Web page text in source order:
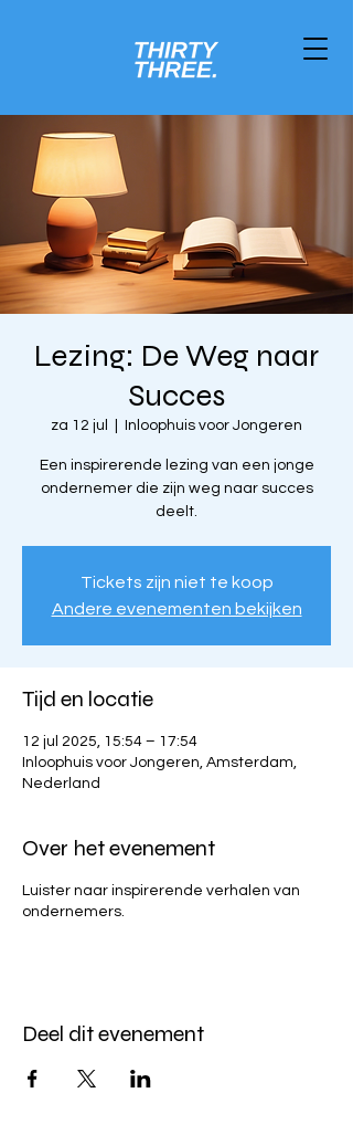
Lezing: De Weg naar
Succes
za 12 jul Inloophuis voor Jongeren
Een inspirerende lezing van een jonge
ondernemer die zijn weg naar succes
deelt.
Tickets zijn niet te koop
Andere evenementen bekijken
Tijd en locatie
12 jul 2025, 15:54 – 17:54
Inloophuis voor Jongeren, Amsterdam,
Nederland
Over het evenement
Luister naar inspirerende verhalen van
ondernemers.
Deel dit evenement